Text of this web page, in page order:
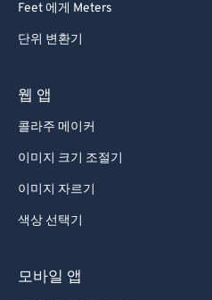
Feet 에게 Meters
단위 변환기
웹 앱
콜라주 메이커
이미지 크기 조절기
이미지 자르기
색상 선택기
모바일 앱